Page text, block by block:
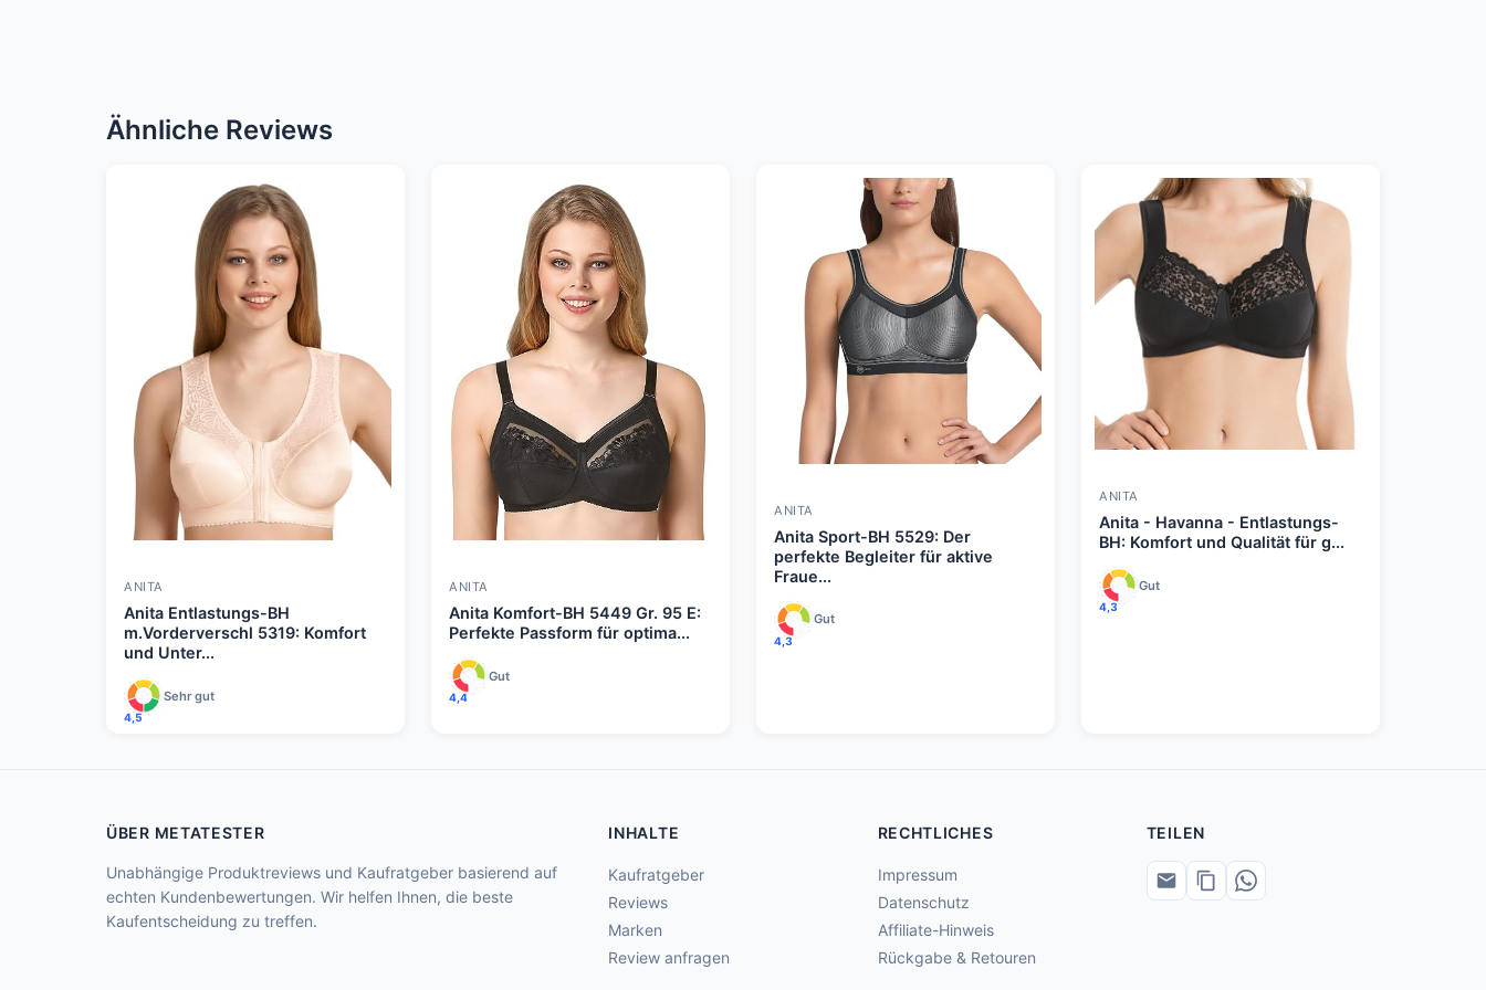
Ähnliche Reviews
ANITA
Anita Entlastungs-BH
m.Vorderverschl 5319: Komfort
und Unter...
4,5
Sehr gut
ANITA
Anita Komfort-BH 5449 Gr. 95 E:
Perfekte Passform für optima...
4,4
Gut
ANITA
Anita Sport-BH 5529: Der
perfekte Begleiter für aktive
Fraue...
4,3
Gut
ANITA
Anita - Havanna - Entlastungs-
BH: Komfort und Qualität für g...
4,3
Gut
ÜBER METATESTER
Unabhängige Produktreviews und Kaufratgeber basierend auf
echten Kundenbewertungen. Wir helfen Ihnen, die beste
Kaufentscheidung zu treffen.
INHALTE
Kaufratgeber
Reviews
Marken
Review anfragen
RECHTLICHES
Impressum
Datenschutz
Affiliate-Hinweis
Rückgabe & Retouren
TEILEN